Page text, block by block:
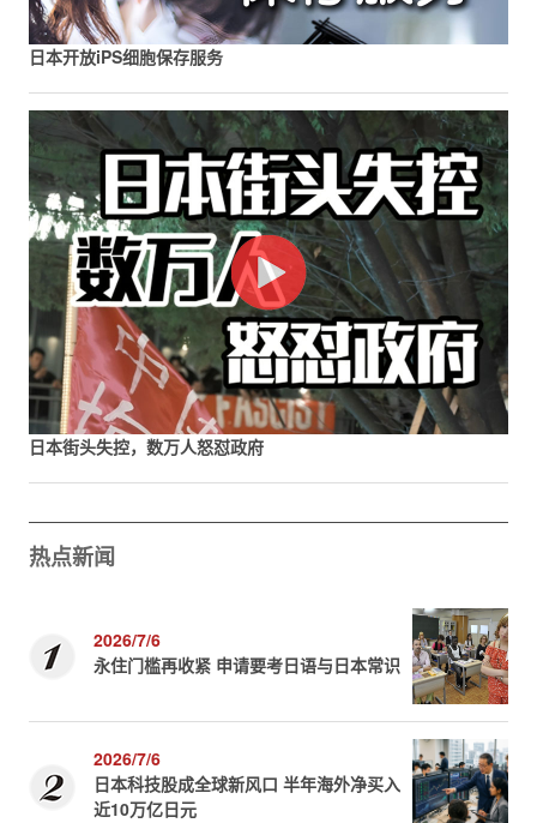
日本开放iPS细胞保存服务
日本街头失控，数万人怒怼政府
热点新闻
2026/7/6
永住门槛再收紧 申请要考日语与日本常识
2026/7/6
日本科技股成全球新风口 半年海外净买入
近10万亿日元